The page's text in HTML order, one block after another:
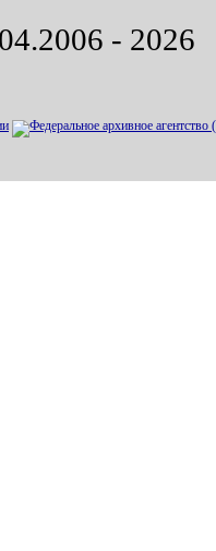
- 2026